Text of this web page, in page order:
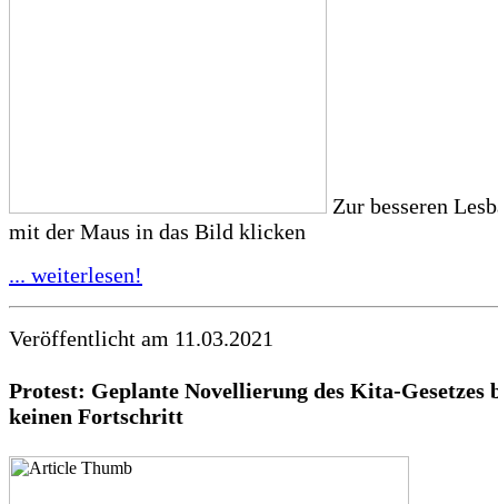
Zur besseren
mit der Maus in das Bild klicken
... weiterlesen!
Veröffentlicht am 11.03.2021
Protest: Geplante Novellierung des Kita-Gesetzes
keinen Fortschritt